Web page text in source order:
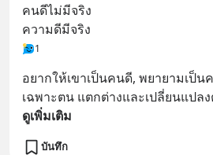
คนดีไม่มีจริง
ความดีมีจริง
1
อยากให้เขาเป็นคนดี, พยายามเป็น
เฉพาะตน แตกต่างและเปลี่ยนแปล
ดูเพิ่มเติม
บันทึก